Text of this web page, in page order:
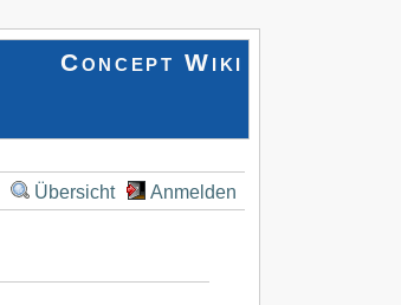
Concept Wiki
Übersicht
Anmelden